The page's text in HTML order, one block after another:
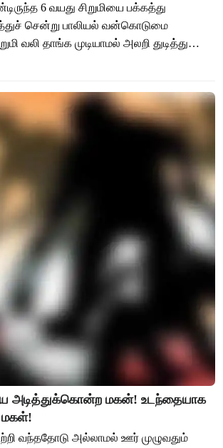
6 வயது சிறுமியை பக்கத்து
சென்று பாலியல் வன்கொடுமை
வலி தாங்க முடியாமல் அலறி துடித்து
சத்தம் கேட்டு பக்கத்து கடையில்
அடித்துக்கொன்ற மகன்! உடந்தையாக
மகள்!
வந்ததோடு அல்லாமல் ஊர் முழுவதும்